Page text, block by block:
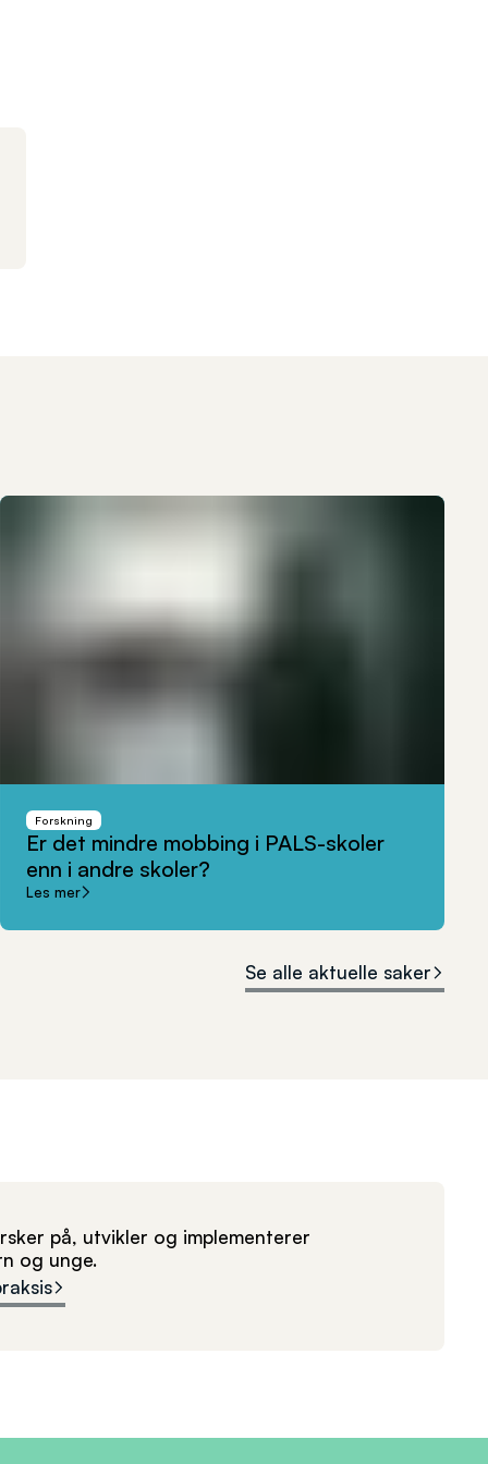
Forskning
Er det mindre mobbing i PALS-skoler
enn i andre skoler?
Les mer
Se alle aktuelle saker
på, utvikler og implementerer
og unge.